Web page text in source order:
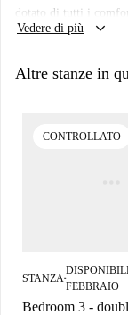
dotato di tutti i
privati. Spotahome
Situato a Lisbona,
Almirante Reis e il
Lisbona e goditi la
Vedere di più keyboard_arrow_down
Altre stanze in
CONTROLLATO
STANZA ■
FEBBRAIO
Bedroom 3 -